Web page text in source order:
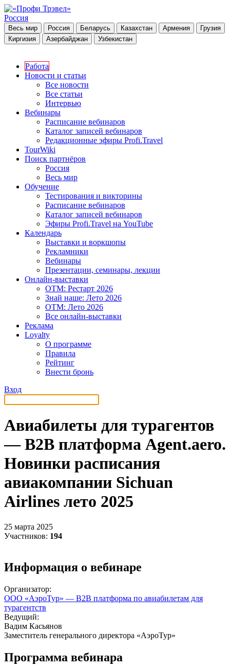
Россия
Весь мир Россия Беларусь Казахстан Армения
Грузия
Киргизия
Азербайджан Узбекистан
Работа
Новости и статьи
Все новости
Все статьи
Интервью
Вебинары
Расписание вебинаров
Каталог записей вебинаров
Редакционные эфиры Profi.Travel
TourWiki
Поиск партнёров
Россия
Весь мир
Обучение
Тестирования и викторины
Расписание вебинаров
Каталог записей вебинаров
Эфиры Profi.Travel на YouTube
Календарь
Выставки и воркшопы
Рекламники
Вебинары
Презентации, семинары, лекции
Онлайн-выставки
OTM: Рестарт 2026
Знай наше: Лето 2026
OTM: Лето 2026
Все онлайн-выставки
Реклама
Loyalty
О программе
Правила
Рейтинг
Внести бронь
Вход
Авиабилеты для турагентов
— B2B платформа Agent.aero.
Новинки расписания
авиакомпании Sichuan
Airlines лето 2025
25 марта 2025
Участников: 194
Информация о вебинаре
Организатор:
ООО «АэроТур» — B2B платформа по авиабилетам для
турагентств
Ведущий:
Вадим Касьянов
Заместитель генерального директора «АэроТур»
Программа вебинара